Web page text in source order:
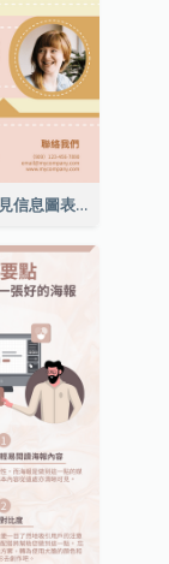
市場顧客意見信息圖表